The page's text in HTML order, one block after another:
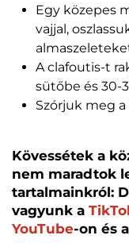
Egy közepes
vajjal,
A clafoutis-t
sütőbe és 30-
Szórjuk meg
Kövessétek a
nem maradtok
tartalmainkról:
vagyunk a
YouTube-on és a